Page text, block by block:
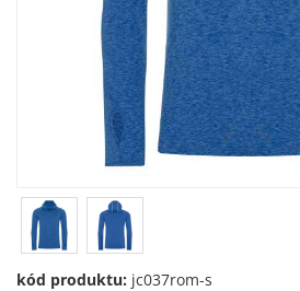
kód produktu: jc037rom-s